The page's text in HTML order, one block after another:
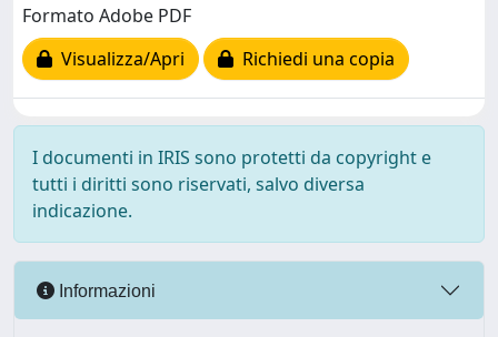
Formato Adobe PDF
Visualizza/Apri
Richiedi una copia
I documenti in IRIS sono protetti da copyright e
tutti i diritti sono riservati, salvo diversa
indicazione.
Informazioni